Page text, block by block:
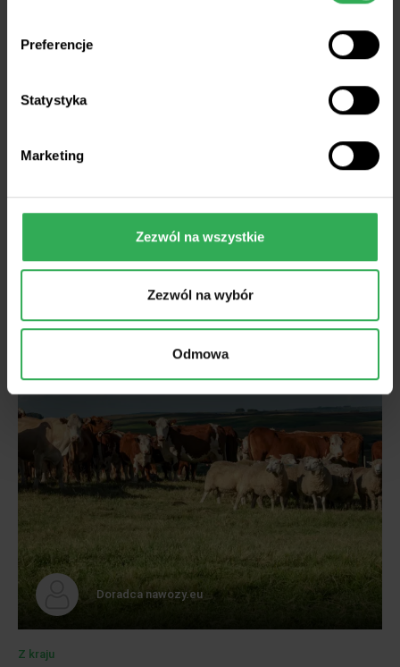
Preferencje
Statystyka
Marketing
Zezwól na wszystkie
Zezwól na wybór
Odmowa
Z kraju
Legalizacja studni bez kary i
opłaty. Prezydent podpisał
przepisy ważne dla rolników
Doradca nawozy.eu
Z kraju